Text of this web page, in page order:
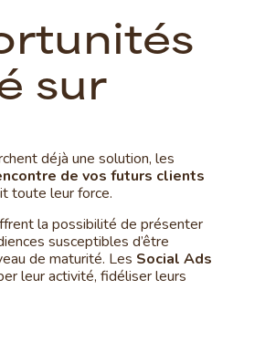
rtunités
sur
déjà une solution, les
de vos futurs clients
toute leur force.
la possibilité de présenter
susceptibles d’être
de maturité. Les Social Ads
leur activité, fidéliser leurs